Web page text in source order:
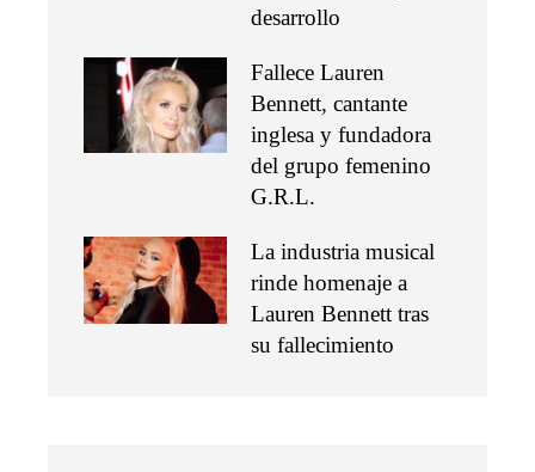
desarrollo
Fallece Lauren
Bennett, cantante
inglesa y fundadora
del grupo femenino
G.R.L.
La industria musical
rinde homenaje a
Lauren Bennett tras
su fallecimiento